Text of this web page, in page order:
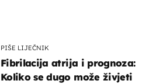
PIŠE LIJEČNIK
Fibrilacija atrija i prognoza:
Koliko se dugo može živjeti